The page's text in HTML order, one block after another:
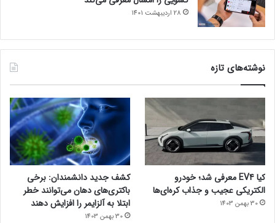
شارژ کردن از آیفون نیز پشتیبانی می‌کند
مجله خبری lastech
28 اردیبهشت 1401
نوشته‌های تازه
کیا EV4 معرفی شد؛ خودرو
الکتریکی عجیب و جذاب کره‌ای‌ها
30 بهمن 1403
کشف جدید دانشمندان: برخی
باکتری‌های دهان می‌توانند خطر
ابتلا به آلزایمر را افزایش دهند
30 بهمن 1403